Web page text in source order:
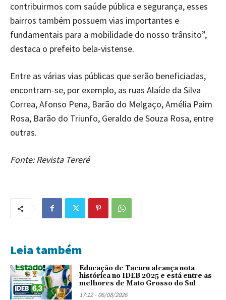
contribuirmos com saúde pública e segurança, esses
bairros também possuem vias importantes e
fundamentais para a mobilidade do nosso trânsito”,
destaca o prefeito bela-vistense.
Entre as várias vias públicas que serão beneficiadas,
encontram-se, por exemplo, as ruas Alaíde da Silva
Correa, Afonso Pena, Barão do Melgaço, Amélia Paim
Rosa, Barão do Triunfo, Geraldo de Souza Rosa, entre
outras.
Fonte: Revista Tereré
Leia também
Educação de Tacuru alcança nota
histórica no IDEB 2025 e está entre as
melhores de Mato Grosso do Sul
17:12 - 06/08/2026